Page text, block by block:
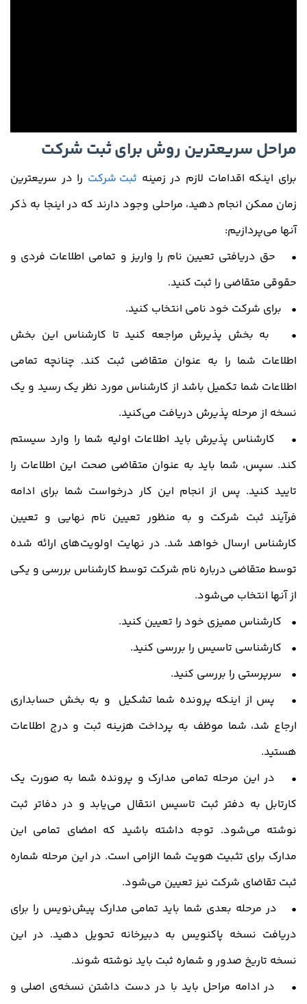
مراحل سریعترین روش برایثبت شرکت
برای اینکه اقدامات لازم در زمینه ثبت شرکت را در سریعترین
زمان ممکن انجام دهید، مراحلی وجود دارند که در اینجا به ذکر
آنها می‌پردازیم:
• حق دریافتی تعیین نام را واریز و تمامی اطلاعات فردی و
حقوقی متقاضی را ثبت کنید.
• برای شرکت خود نامی انتخاب کنید.
• به بخش پذیرش مراجعه کنید تا کارشناس این بخش
اطلاعات شما را به عنوان متقاضی ثبت کند. چنانچه تمامی
اطلاعات شما تکمیل باشد از کارشناس مورد نظر یک رسید و یک
نسخه از مرحله پذیرش دریافت می‌کنید.
• کارشناس پذیرش باید اطلاعات اولیه شما را وارد سیستم
کند. سپس، شما باید به عنوان متقاضی صحت این اطلاعات را
تایید کنید. پس از انجام این کار درخواست شما برای ادامه
فرآیند ثبت شرکت و به منظور تعیین نام نهایی و تعیین
کارشناس ارسال خواهد شد. در نهایت اولویت‌های ارائه شده
توسط متقاضی درباره نام شرکت توسط کارشناس بررسی و یکی
از آنها انتخاب می‌شود.
• کارشناس ممیزی خود را تعیین کنید.
• کارشناسی تاسیس را بررسی کنید.
• سرپرستی را بررسی کنید.
• پس از اینکه پرونده شما تشکیل و به بخش حسابداری
ارجاع شد، شما موظف به پرداخت هزینه ثبت و درج اطلاعات
هستید.
• در این مرحله تمامی مدارک و پرونده شما به صورت یک
کارتابل به دفتر ثبت تاسیس انتقال می‌یابد و در دفاتر ثبت
نوشته می‌شود. توجه داشته باشید که امضای تمامی این
مدارک برای تثبیت هویت شما الزامی است. در این مرحله شماره
ثبت تقاضای شرکت نیز تعیین می‌شود.
• در مرحله بعدی شما باید تمامی مدارک پیش‌نویس را برای
دریافت نسخه پاکنویس به دبیرخانه تحویل دهید. در این
نسخه تاریخ صدور و شماره ثبت باید نوشته شوند.
• در ادامه مراحل باید با در دست داشتن نسخه‌ی اصلی و